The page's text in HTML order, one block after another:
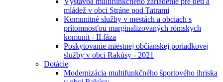
mládež v obci Stráne pod Tatrami
Komunitné služby v mestách a obciach s
prítomnosťou marginalizovaných rómskych
komunít - II.fáza
Poskytovanie miestnej občianskej poriadkovej
služby v obci Rakúsy - 2021
Dotácie
Modernizácia multifunkčného športového ihriska